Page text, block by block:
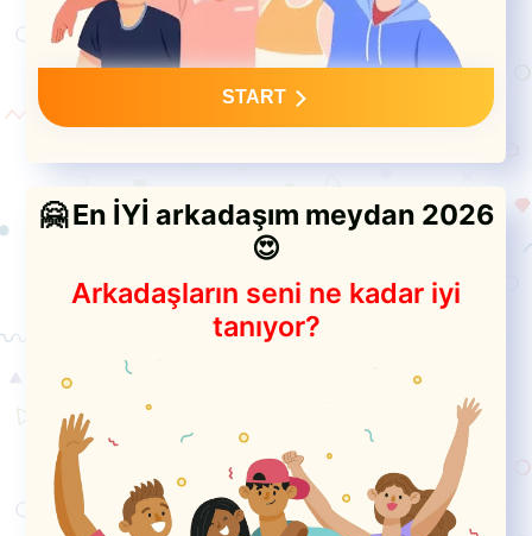
START
🤗 En İYİ arkadaşım meydan 2026
😍
Arkadaşların seni ne kadar iyi
tanıyor?